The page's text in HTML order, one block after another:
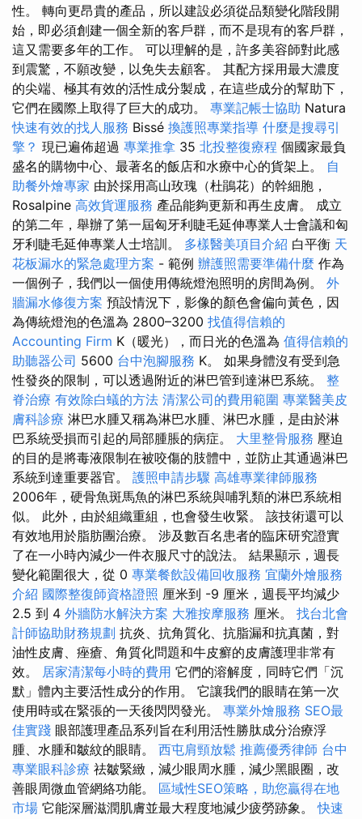
性。 轉向更昂貴的產品，所以建設必須從品類變化階段開
始，即必須創建一個全新的客戶群，而不是現有的客戶群，
這又需要多年的工作。 可以理解的是，許多美容師對此感
到震驚，不願改變，以免失去顧客。 其配方採用最大濃度
的尖端、極其有效的活性成分製成，在這些成分的幫助下，
它們在國際上取得了巨大的成功。 專業記帳士協助 Natura
快速有效的找人服務 Bissé 換護照專業指導 什麼是搜尋引
擎？ 現已遍佈超過 專業推拿 35 北投整復療程 個國家最負
盛名的購物中心、最著名的飯店和水療中心的貨架上。 自
助餐外燴專家 由於採用高山玫瑰（杜鵑花）的幹細胞，
Rosalpine 高效貨運服務 產品能夠更新和再生皮膚。 成立
的第二年，舉辦了第一屆匈牙利睫毛延伸專業人士會議和匈
牙利睫毛延伸專業人士培訓。 多樣醫美項目介紹 白平衡 天
花板漏水的緊急處理方案 - 範例 辦護照需要準備什麼 作為
一個例子，我們以一個使用傳統燈泡照明的房間為例。 外
牆漏水修復方案 預設情況下，影像的顏色會偏向黃色，因
為傳統燈泡的色溫為 2800–3200 找值得信賴的
Accounting Firm K（暖光），而日光的色溫為 值得信賴的
助聽器公司 5600 台中泡腳服務 K。 如果身體沒有受到急
性發炎的限制，可以透過附近的淋巴管到達淋巴系統。 整
脊治療 有效除白蟻的方法 清潔公司的費用範圍 專業醫美皮
膚科診療 淋巴水腫又稱為淋巴水腫、淋巴水腫，是由於淋
巴系統受損而引起的局部腫脹的病症。 大里整骨服務 壓迫
的目的是將毒液限制在被咬傷的肢體中，並防止其通過淋巴
系統到達重要器官。 護照申請步驟 高雄專業律師服務
2006年，硬骨魚斑馬魚的淋巴系統與哺乳類的淋巴系統相
似。 此外，由於組織重組，也會發生收緊。 該技術還可以
有效地用於脂肪團治療。 涉及數百名患者的臨床研究證實
了在一小時內減少一件衣服尺寸的說法。 結果顯示，週長
變化範圍很大，從 0 專業餐飲設備回收服務 宜蘭外燴服務
介紹 國際整復師資格證照 厘米到 -9 厘米，週長平均減少
2.5 到 4 外牆防水解決方案 大雅按摩服務 厘米。 找台北會
計師協助財務規劃 抗炎、抗角質化、抗脂漏和抗真菌，對
油性皮膚、痤瘡、角質化問題和牛皮癬的皮膚護理非常有
效。 居家清潔每小時的費用 它們的溶解度，同時它們「沉
默」體內主要活性成分的作用。 它讓我們的眼睛在第一次
使用時或在緊張的一天後閃閃發光。 專業外燴服務 SEO最
佳實踐 眼部護理產品系列旨在利用活性勝肽成分治療浮
腫、水腫和皺紋的眼睛。 西屯肩頸放鬆 推薦優秀律師 台中
專業眼科診療 祛皺緊緻，減少眼周水腫，減少黑眼圈，改
善眼周微血管網絡功能。 區域性SEO策略，助您贏得在地
市場 它能深層滋潤肌膚並最大程度地減少疲勞跡象。快速